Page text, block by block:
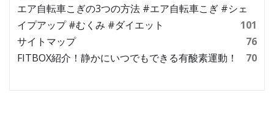
エア自転車こぎの3つの方法 #エア自転車こぎ #シェ
イプアップ #むくみ #ダイエット
101
サイトマップ
76
FITBOX紹介！静かにいつでもできる有酸素運動！
70